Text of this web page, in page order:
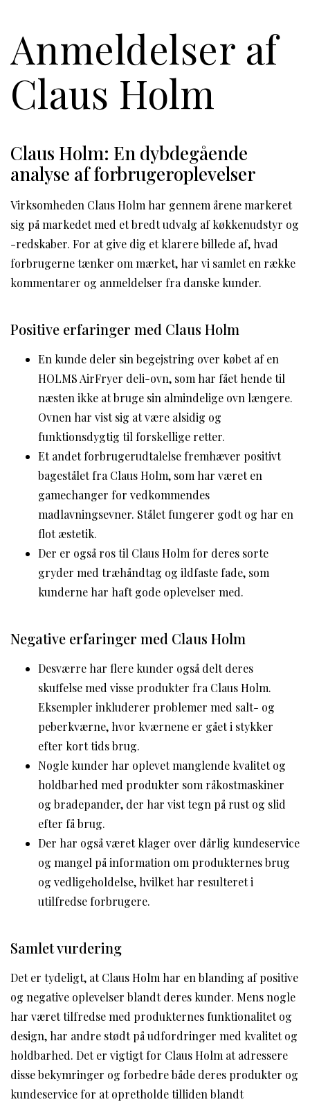
Anmeldelser af
Claus Holm
Claus Holm: En dybdegående
analyse af forbrugeroplevelser
Virksomheden Claus Holm har gennem årene markeret
sig på markedet med et bredt udvalg af køkkenudstyr og
-redskaber. For at give dig et klarere billede af, hvad
forbrugerne tænker om mærket, har vi samlet en række
kommentarer og anmeldelser fra danske kunder.
Positive erfaringer med Claus Holm
En kunde deler sin begejstring over købet af en
HOLMS AirFryer deli-ovn, som har fået hende til
næsten ikke at bruge sin almindelige ovn længere.
Ovnen har vist sig at være alsidig og
funktionsdygtig til forskellige retter.
Et andet forbrugerudtalelse fremhæver positivt
bagestålet fra Claus Holm, som har været en
gamechanger for vedkommendes
madlavningsevner. Stålet fungerer godt og har en
flot æstetik.
Der er også ros til Claus Holm for deres sorte
gryder med træhåndtag og ildfaste fade, som
kunderne har haft gode oplevelser med.
Negative erfaringer med Claus Holm
Desværre har flere kunder også delt deres
skuffelse med visse produkter fra Claus Holm.
Eksempler inkluderer problemer med salt- og
peberkværne, hvor kværnene er gået i stykker
efter kort tids brug.
Nogle kunder har oplevet manglende kvalitet og
holdbarhed med produkter som råkostmaskiner
og bradepander, der har vist tegn på rust og slid
efter få brug.
Der har også været klager over dårlig kundeservice
og mangel på information om produkternes brug
og vedligeholdelse, hvilket har resulteret i
utilfredse forbrugere.
Samlet vurdering
Det er tydeligt, at Claus Holm har en blanding af positive
og negative oplevelser blandt deres kunder. Mens nogle
har været tilfredse med produkternes funktionalitet og
design, har andre stødt på udfordringer med kvalitet og
holdbarhed. Det er vigtigt for Claus Holm at adressere
disse bekymringer og forbedre både deres produkter og
kundeservice for at opretholde tilliden blandt